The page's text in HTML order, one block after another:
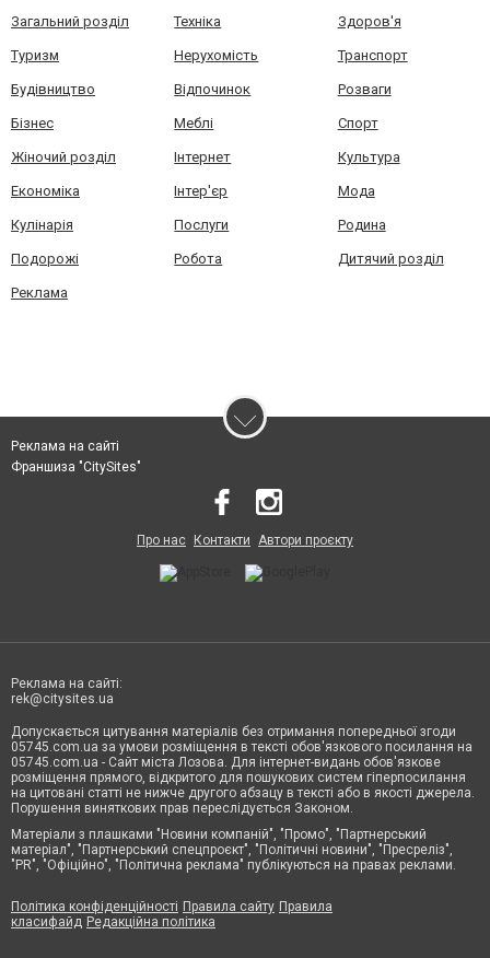
Загальний розділ Техніка Здоров'я
Туризм Нерухомість Транспорт
Будівництво Відпочинок Розваги
Бізнес Меблі Спорт
Жіночий розділ Інтернет Культура
Економіка Інтер'єр Мода
Кулінарія Послуги Родина
Подорожі Робота Дитячий розділ
Реклама
Реклама на сайті
Франшиза "CitySites"
Про нас Контакти Автори проєкту
Реклама на сайті:
rek@citysites.ua
Допускається цитування матеріалів без отримання попередньої згоди
05745.com.ua за умови розміщення в тексті обов'язкового посилання на
05745.com.ua - Сайт міста Лозова. Для інтернет-видань обов'язкове
розміщення прямого, відкритого для пошукових систем гіперпосилання
на цитовані статті не нижче другого абзацу в тексті або в якості джерела.
Порушення виняткових прав переслідується Законом.
Матеріали з плашками "Новини компаній", "Промо", "Партнерський
матеріал", "Партнерський спецпроєкт", "Політичні новини", "Пресреліз",
"PR", "Офіційно", "Політична реклама" публікуються на правах реклами.
Політика конфіденційності Правила сайту Правила
класифайд Редакційна політика